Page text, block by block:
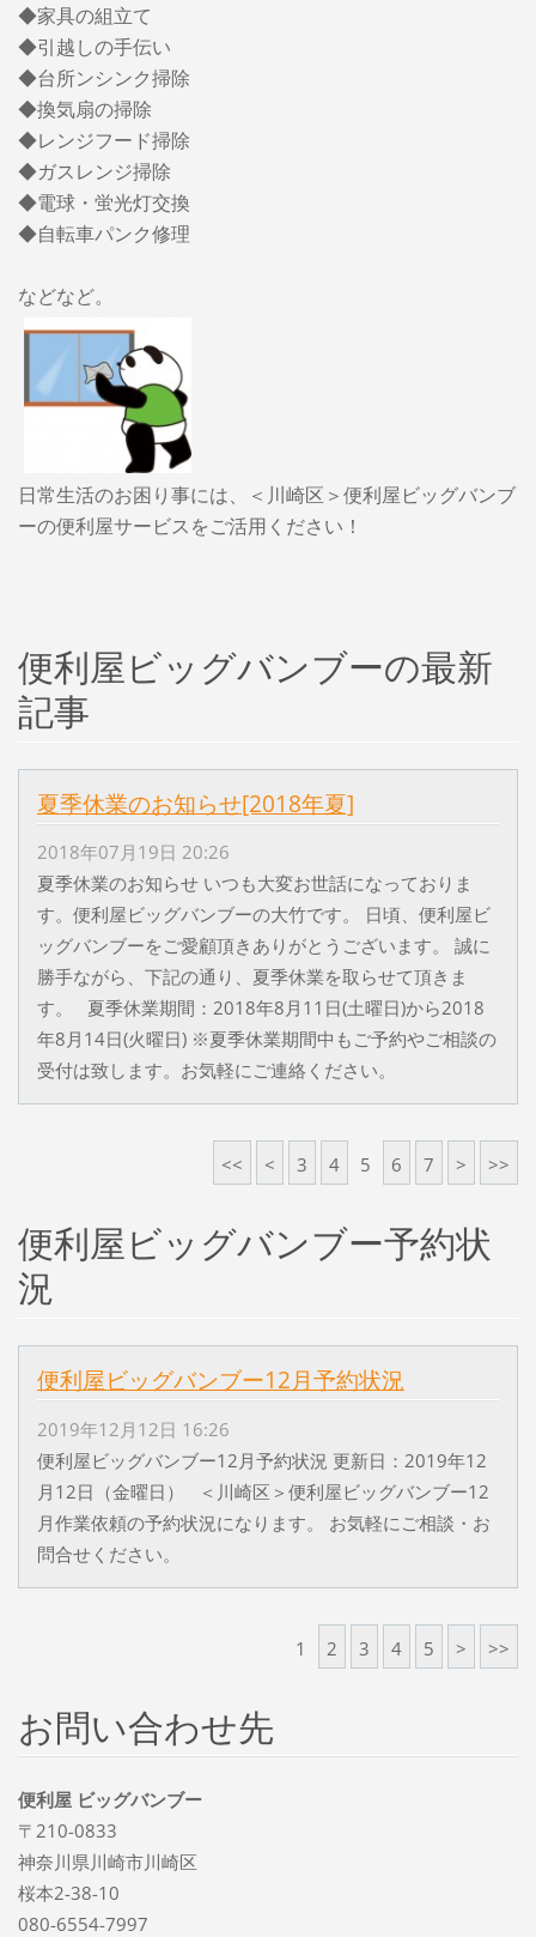
◆家具の組立て
◆引越しの手伝い
◆台所ンシンク掃除
◆換気扇の掃除
◆レンジフード掃除
◆ガスレンジ掃除
◆電球・蛍光灯交換
◆自転車パンク修理
などなど。
日常生活のお困り事には、＜川崎区＞便利屋ビッグバンブ
ーの便利屋サービスをご活用ください！
便利屋ビッグバンブーの最新
記事
夏季休業のお知らせ[2018年夏]
2018年07月19日 20:26
夏季休業のお知らせ いつも大変お世話になっておりま
す。便利屋ビッグバンブーの大竹です。 日頃、便利屋ビ
ッグバンブーをご愛顧頂きありがとうございます。 誠に
勝手ながら、下記の通り、夏季休業を取らせて頂きま
す。 夏季休業期間：2018年8月11日(土曜日)から2018
年8月14日(火曜日) ※夏季休業期間中もご予約やご相談の
受付は致します。お気軽にご連絡ください。
<< < 3 4 5 6 7 > >>
便利屋ビッグバンブー予約状
況
便利屋ビッグバンブー12月予約状況
2019年12月12日 16:26
便利屋ビッグバンブー12月予約状況 更新日：2019年12
月12日（金曜日） ＜川崎区＞便利屋ビッグバンブー12
月作業依頼の予約状況になります。 お気軽にご相談・お
問合せください。
1 2 3 4 5 > >>
お問い合わせ先
便利屋 ビッグバンブー
〒210-0833
神奈川県川崎市川崎区
桜本2-38-10
080-6554-7997